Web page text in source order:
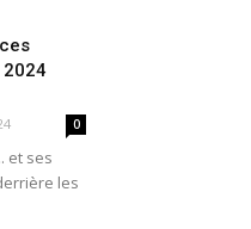
0
et ses
les